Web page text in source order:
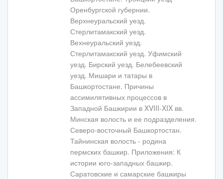
Оренбургской губернии.
Верхнеуральский уезд.
Стерлитамакский уезд.
Вехнеуральский уезд.
Стерлитамакский уезд. Уфимский
уезд. Бирский уезд. Белебеевский
уезд. Мишари и татары в
Башкортостане. Причины
ассимилятивных процессов в
Западной Башкирии в XVIII-XIX вв.
Минская волость и ее подразделения.
Северо-восточный Башкортостан.
Тайнинская волость - родина
пермских башкир. Приложения: К
истории юго-западных башкир.
Саратовские и самарские башкиры